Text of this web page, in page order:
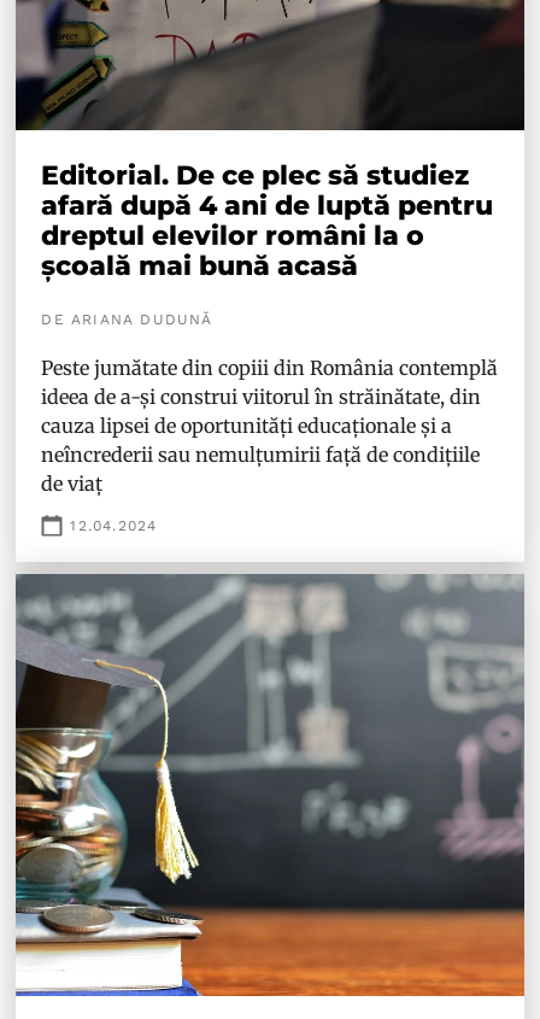
Editorial. De ce plec să studiez
afară după 4 ani de luptă pentru
dreptul elevilor români la o
școală mai bună acasă
DE ARIANA DUDUNĂ
Peste jumătate din copiii din România contemplă
ideea de a-și construi viitorul în străinătate, din
cauza lipsei de oportunități educaționale și a
neîncrederii sau nemulțumirii față de condițiile
de viaț
12.04.2024